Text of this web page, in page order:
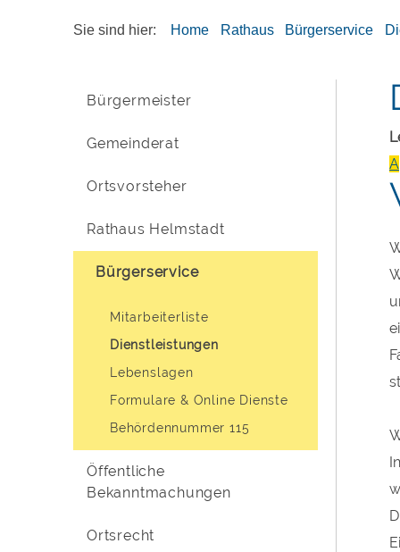
Sie sind hier: Home Rathaus Bürgerservice
Bürgermeister
Gemeinderat
Ortsvorsteher
Rathaus Helmstadt
Bürgerservice
Mitarbeiterliste
Dienstleistungen
Lebenslagen
Formulare & Online Dienste
Behördennummer 115
Öffentliche
Bekanntmachungen
Ortsrecht
A